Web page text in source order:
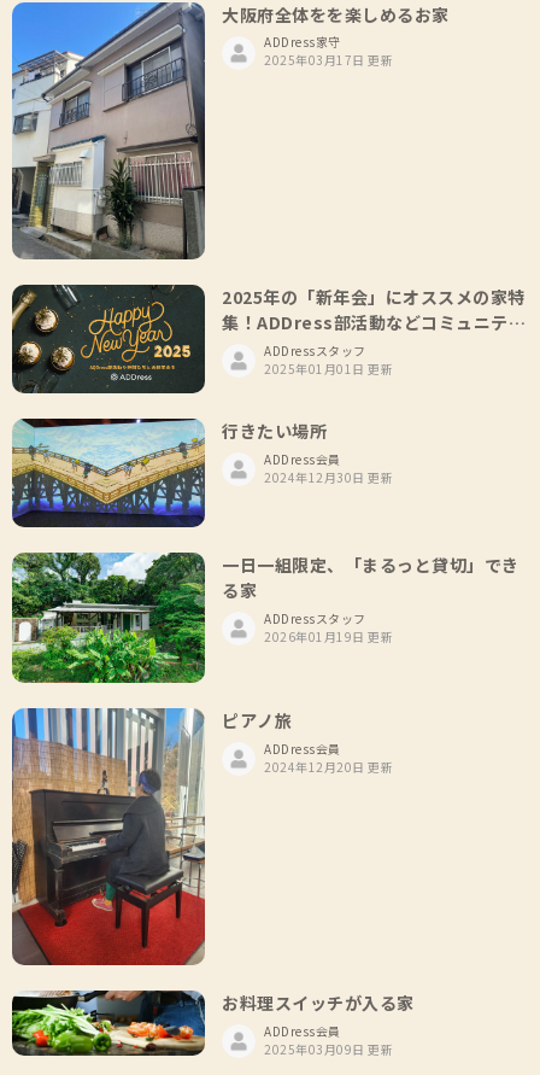
大阪府全体をを楽しめるお家
ADDress家守
2025年03月17日 更新
2025年の「新年会」にオススメの家特
集！ADDress部活動などコミュニティ
仲間と企画しませんか？
ADDressスタッフ
2025年01月01日 更新
行きたい場所
ADDress会員
2024年12月30日 更新
一日一組限定、「まるっと貸切」でき
る家
ADDressスタッフ
2026年01月19日 更新
ピアノ旅
ADDress会員
2024年12月20日 更新
お料理スイッチが入る家
ADDress会員
2025年03月09日 更新